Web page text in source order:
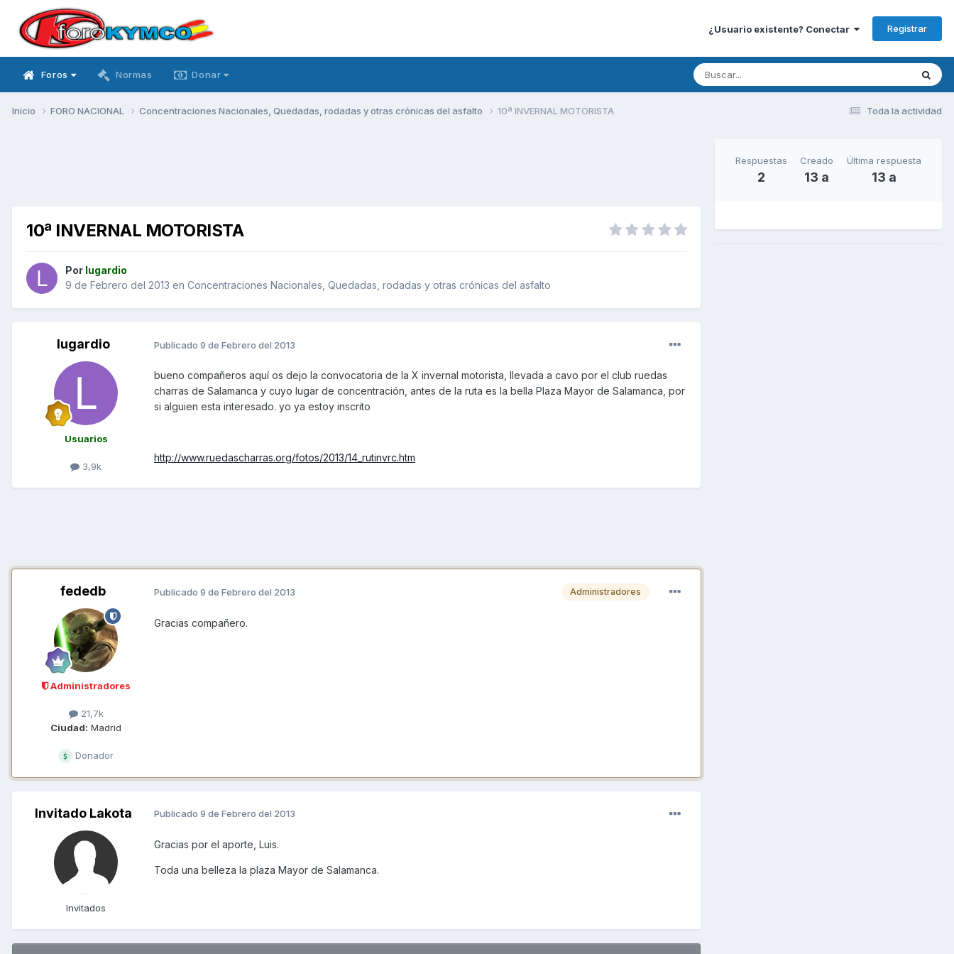
¿Usuario existente? Conectar Registrar
Foros Normas Donar
Toda la actividad
Inicio FORO NACIONAL Concentraciones Nacionales, Quedadas, rodadas y otras crónicas del asfalto 10ª INVERNAL MOTORISTA
10ª INVERNAL MOTORISTA
Por lugardio
9 de Febrero del 2013 en Concentraciones Nacionales, Quedadas, rodadas y otras crónicas del asfalto
lugardio
Usuarios
3,9k
Publicado 9 de Febrero del 2013
bueno compañeros aquí os dejo la convocatoria de la X invernal motorista, llevada a cavo por el club ruedas
charras de Salamanca y cuyo lugar de concentración, antes de la ruta es la bella Plaza Mayor de Salamanca, por
si alguien esta interesado. yo ya estoy inscrito
http://www.ruedascharras.org/fotos/2013/14_rutinvrc.htm
fededb
Administradores
21,7k
Ciudad: Madrid
Donador
Administradores
Publicado 9 de Febrero del 2013
Gracias compañero.
Invitado Lakota
Invitados
Publicado 9 de Febrero del 2013
Gracias por el aporte, Luis.
Toda una belleza la plaza Mayor de Salamanca.
Respuestas
2
Creado
13 a
Última respuesta
13 a